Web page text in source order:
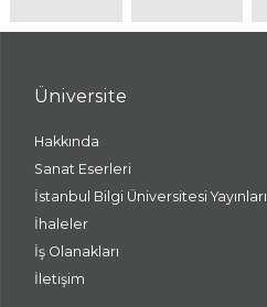
Üniversite
Hakkında
Sanat Eserleri
İstanbul Bilgi Üniversitesi Yayınları
İhaleler
İş Olanakları
İletişim